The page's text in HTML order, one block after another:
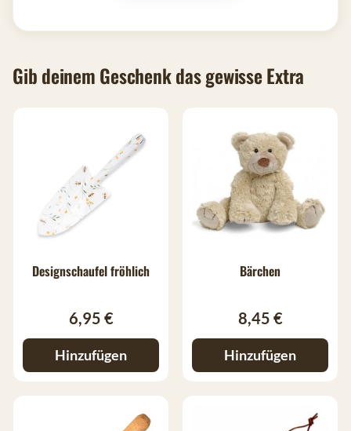
Gib deinem Geschenk das gewisse Extra
Designschaufel fröhlich
6,95 €
Hinzufügen
Bärchen
8,45 €
Hinzufügen